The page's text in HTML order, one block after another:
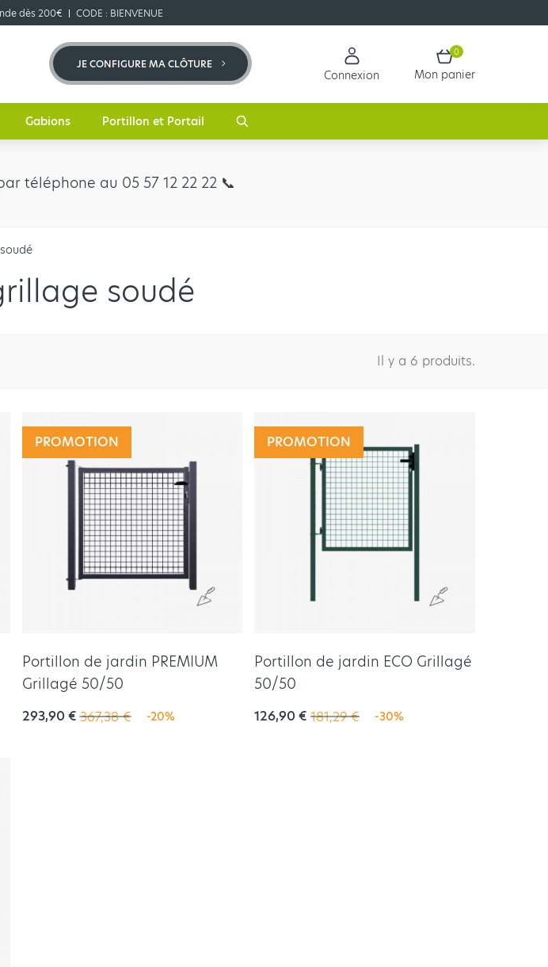
dès 200€ CODE : BIENVENUE
JE CONFIGURE MA CLÔTURE
Connexion
0
Mon panier
Gabions Portillon et Portail
téléphone au 05 57 12 22 22 📞​
soudé
Il y a 6 produits.
PROMOTION
Portillon de jardin PREMIUM
Grillagé 50/50
293,90 €367,38 € -20%
PROMOTION
Portillon de jardin ECO Grillagé
50/50
126,90 € 181,29 € -30%